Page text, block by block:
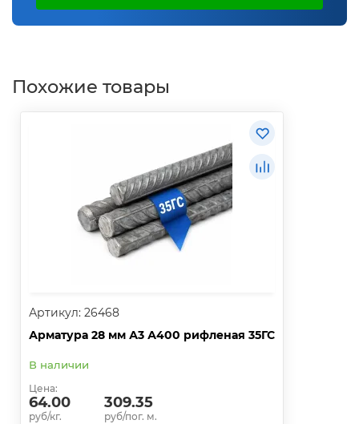
Похожие товары
Артикул: 26468
Арматура 28 мм А3 А400 рифленая 35ГС
В наличии
Цена:
64.00
руб/кг.
309.35
руб/пог. м.